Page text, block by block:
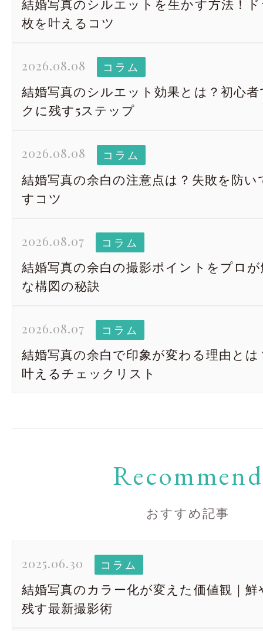
結婚写真のシルエットを生かす方法！
枚を叶えるコツ
2026.08.08 コラム
結婚写真のシルエット効果とは？初心
クに残す5ステップ
2026.08.08 コラム
結婚写真の余白の注意点は？失敗を防
すコツ
2026.08.07 コラム
結婚写真の余白の撮影ポイントをプロ
な構図の秘訣
2026.08.07 コラム
結婚写真の余白で印象が変わる理由とは
叶えるチェックリスト
Recommend
おすすめ記事
2025.06.30 コラム
結婚写真のカラー化が変えた価値観｜
残す最新撮影術